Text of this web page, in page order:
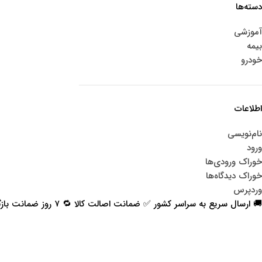
دسته‌ها
آموزشی
بیمه
خودرو
اطلاعات
نام‌نویسی
ورود
خوراک ورودی‌ها
خوراک دیدگاه‌ها
وردپرس
🚚 ارسال سریع به سراسر کشور ✅ ضمانت اصالت کالا 🔁 ۷ روز ضمانت بازگشت 📞 پشتیبانی واقعی